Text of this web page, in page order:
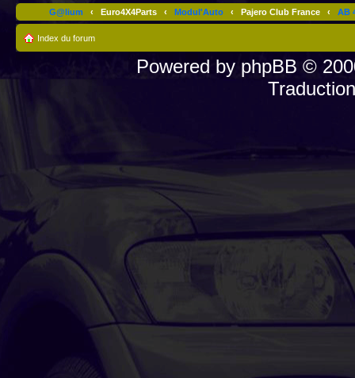
G@lium ‹ Euro4X4Parts ‹ Modul'Auto ‹ Pajero Club France ‹ AB
Index du forum
Powered by phpBB ©